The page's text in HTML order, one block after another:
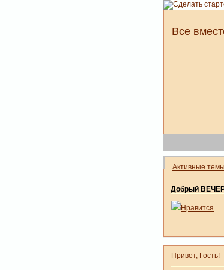
Все
Активные темы
Добрый
Нравится
-
Привет, Гость!